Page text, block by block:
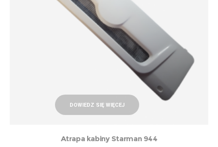
DOWIEDZ SIĘ WIĘCEJ
Atrapa kabiny Starman 944